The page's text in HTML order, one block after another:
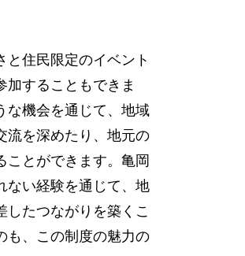
と住民限定のイベント
加することもできま
な機会を通じて、地域
流を深めたり、地元の
ことができます。亀岡
ない経験を通じて、地
したつながりを築くこ
も、この制度の魅力の